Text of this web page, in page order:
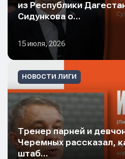
из Республики
Сидункова о…
15 июля, 2026
НОВОСТИ ЛИГИ
Тренер парней и
Черемных рассказал,
штаб…